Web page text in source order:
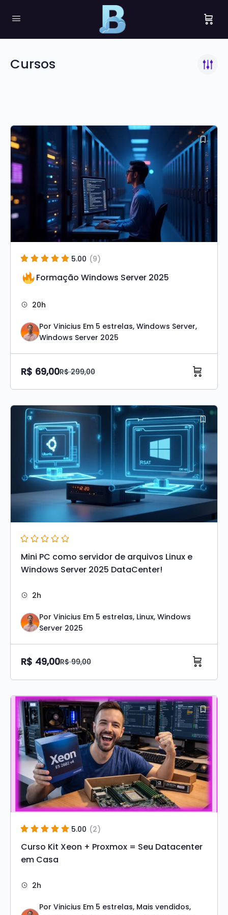
Cursos
5.00 (9)
Formação Windows Server 2025
20h
Por Vinicius Em 5 estrelas, Windows Server,
Windows Server 2025
R$299,00O
preço
Original
era:
R$ 299,00.
R$ 69,00
O
preço
atual
é:
R$ 69,00.
Mini PC como servidor de arquivos Linux e
Windows Server 2025 DataCenter!
2h
Por Vinicius Em 5 estrelas, Linux, Windows
Server 2025
R$99,00O
preço
Original
era:
R$ 99,00.
R$ 49,00
O
preço
atual
é:
R$ 49,00.
5.00 (2)
Curso Kit Xeon + Proxmox = Seu Datacenter
em Casa
2h
Por Vinicius Em 5 estrelas, Mais vendidos,